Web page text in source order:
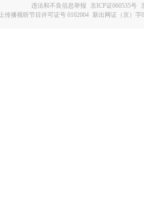
违法和不良信息举报 京ICP证060535号
传播视听节目许可证号 0102004 新出网证（京）